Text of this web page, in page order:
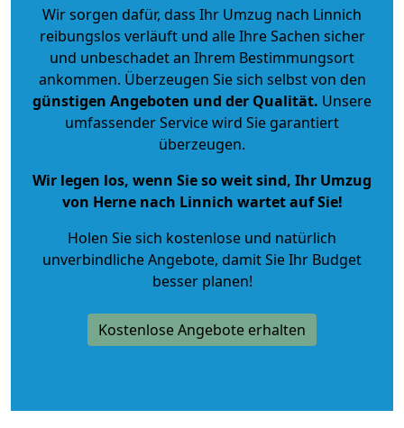
Wir sorgen dafür, dass Ihr Umzug nach Linnich
reibungslos verläuft und alle Ihre Sachen sicher
und unbeschadet an Ihrem Bestimmungsort
ankommen. Überzeugen Sie sich selbst von den
günstigen Angeboten und der Qualität. Unsere
umfassender Service wird Sie garantiert
überzeugen.
Wir legen los, wenn Sie so weit sind, Ihr Umzug
von Herne nach Linnich wartet auf Sie!
Holen Sie sich kostenlose und natürlich
unverbindliche Angebote, damit Sie Ihr Budget
besser planen!
Kostenlose Angebote erhalten